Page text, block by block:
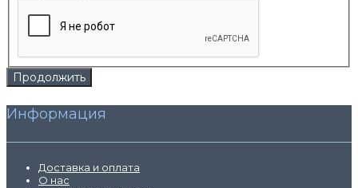
Продолжить
Информация
Доставка и оплата
О нас